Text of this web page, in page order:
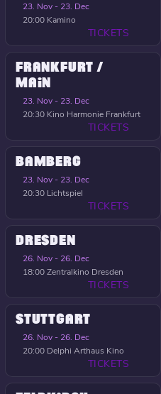
23. Nov - 23. Dec
20:00 Kamino
TICKETS
FRANKFURT /
MAIN
23. Nov - 23. Dec
20:30 Kino Harmonie Frankfurt
TICKETS
BAMBERG
23. Nov - 23. Dec
20:30 Lichtspiel
TICKETS
DRESDEN
26. Nov - 26. Dec
18:00Zentralkino Dresden
TICKETS
STUTTGART
26. Nov - 26. Dec
20:00 Delphi Arthaus Kino
TICKETS